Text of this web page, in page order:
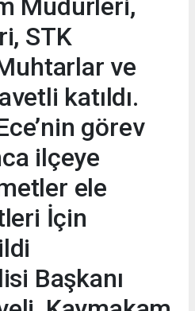
Müdürleri,
STK
ve
katıldı.
görev
ilçeye
ele
İçin
Başkanı